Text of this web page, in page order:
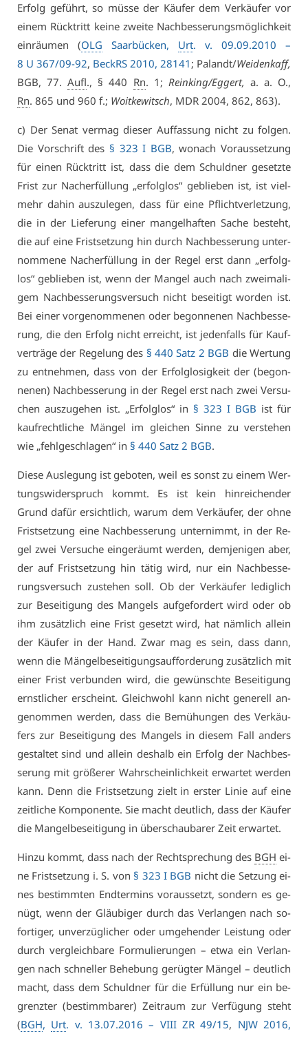
Er­folg ge­führt, so müs­se der Käu­fer dem Ver­käu­fer vor
ei­nem Rück­tritt kei­ne zwei­te Nach­bes­se­rungs­mög­lich­keit
ein­räu­men (OLG Saar­bü­cken, Urt. v. 09.09.2010 –
8 U 367/09-92, BeckRS 2010, 28141 ; Pa­landt/Wei­den­kaff,
BGB, 77.Aufl., § 440 Rn. 1; Rein­king/Eg­gert, a. a. O.,
Rn. 865 und 960 f.; Woit­ke­witsch, MDR 2004, 862, 863).
c) Der Se­nat ver­mag die­ser Auf­fas­sung nicht zu fol­gen.
Die Vor­schrift des § 323 I BGB, wo­nach Vor­aus­set­zung
für ei­nen Rück­tritt ist, dass die dem Schuld­ner ge­setz­te
Frist zur Nach­er­fül­lung „er­folg­los“ ge­blie­ben ist, ist viel­
mehr da­hin aus­zu­le­gen, dass für ei­ne Pflicht­ver­let­zung,
die in der Lie­fe­rung ei­ner man­gel­haf­ten Sa­che be­steht,
die auf ei­ne Frist­set­zung hin durch Nach­bes­se­rung un­ter­
nom­me­ne Nach­er­fül­lung in der Re­gel erst dann „er­folg­
los“ ge­blie­ben ist, wenn der Man­gel auch nach zwei­ma­li­
gem Nach­bes­se­rungs­ver­such nicht be­sei­tigt wor­den ist.
Bei ei­ner vor­ge­nom­me­nen oder be­gon­ne­nen Nach­bes­se­
rung, die den Er­folg nicht er­reicht, ist je­den­falls für Kauf­
ver­trä­ge der Re­ge­lung des § 440 Satz 2 BGB die Wer­tung
zu ent­neh­men, dass von der Er­folg­lo­sig­keit der (be­gon­
ne­nen) Nach­bes­se­rung in der Re­gel erst nach zwei Ver­su­
chen aus­zu­ge­hen ist. „Er­folg­los“ in § 323 I BGB ist für
kauf­recht­li­che Män­gel im glei­chen Sin­ne zu ver­ste­hen
wie „fehl­ge­schla­gen“ in § 440 Satz 2 BGB.
Die­se Aus­le­gung ist ge­bo­ten, weil es sonst zu ei­nem Wer­
tungs­wi­der­spruch kommt. Es ist kein hin­rei­chen­der
Grund da­für er­sicht­lich, war­um dem Ver­käu­fer, der oh­ne
Frist­set­zung ei­ne Nach­bes­se­rung un­ter­nimmt, in der Re­
gel zwei Ver­su­che ein­ge­räumt wer­den, dem­je­ni­gen aber,
der auf Frist­set­zung hin tä­tig wird, nur ein Nach­bes­se­
rungs­ver­such zu­ste­hen soll. Ob der Ver­käu­fer le­dig­lich
zur Be­sei­ti­gung des Man­gels auf­ge­for­dert wird oder ob
ihm zu­sätz­lich ei­ne Frist ge­setzt wird, hat näm­lich al­lein
der Käu­fer in der Hand. Zwar mag es sein, dass dann,
wenn die Män­gel­be­sei­ti­gungs­auf­for­de­rung zu­sätz­lich mit
ei­ner Frist ver­bun­den wird, die ge­wünsch­te Be­sei­ti­gung
ernst­li­cher er­scheint. Gleich­wohl kann nicht ge­ne­rell an­
ge­nom­men wer­den, dass die Be­mü­hun­gen des Ver­käu­
fers zur Be­sei­ti­gung des Man­gels in die­sem Fall an­ders
ge­stal­tet sind und al­lein des­halb ein Er­folg der Nach­bes­
se­rung mit grö­ße­rer Wahr­schein­lich­keit er­war­tet wer­den
kann. Denn die Frist­set­zung zielt in ers­ter Li­nie auf ei­ne
zeit­li­che Kom­po­nen­te. Sie macht deut­lich, dass der Käu­fer
die Man­gel­be­sei­ti­gung in über­schau­ba­rer Zeit er­war­tet.
Hin­zu kommt, dass nach der Recht­spre­chung des BGH ei­
ne Frist­set­zung i. S. von § 323 I BGB nicht die Set­zung ei­
nes be­stimm­ten End­ter­mins vor­aus­setzt, son­dern es ge­
nügt, wenn der Gläu­bi­ger durch das Ver­lan­gen nach so­
for­ti­ger, un­ver­züg­li­cher oder um­ge­hen­der Leis­tung oder
durch ver­gleich­ba­re For­mu­lie­run­gen – et­wa ein Ver­lan­
gen nach schnel­ler Be­he­bung ge­rüg­ter Män­gel – deut­lich
macht, dass dem Schuld­ner für die Er­fül­lung nur ein be­
grenz­ter (be­stimm­ba­rer) Zeit­raum zur Ver­fü­gung steht
(BGH, Urt. v. 13.07.2016 – VI­II ZR 49/15, NJW 2016,